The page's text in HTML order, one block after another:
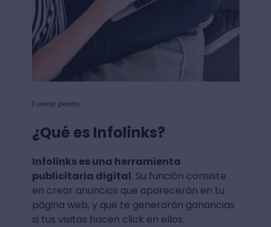
Fuente: pexels
¿Qué es Infolinks?
Infolinks es una herramienta
publicitaria digital. Su función consiste
en crear anuncios que aparecerán en tu
página web, y que te generarán ganancias
si tus visitas hacen click en ellos.